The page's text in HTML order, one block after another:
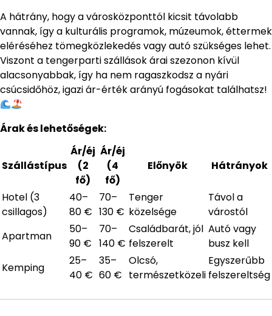
A hátrány, hogy a városközponttól kicsit távolabb
vannak, így a kulturális programok, múzeumok, éttermek
eléréséhez tömegközlekedés vagy autó szükséges lehet.
Viszont a tengerparti szállások árai szezonon kívül
alacsonyabbak, így ha nem ragaszkodsz a nyári
csúcsidőhöz, igazi ár-érték arányú fogásokat találhatsz!
Árak és lehetőségek:
Szállástípus
Ár/éj
(2
fő)
Ár/éj
(4
fő)
Előnyök Hátrányok
Hotel (3
csillagos)
40–
80 €
70–
130 €
Tenger
közelsége
Távol a
várostól
Apartman
50–
90 €
70–
140 €
Családbarát, jól
felszerelt
Autó vagy
busz kell
Kemping
25–
40 €
35–
60 €
Olcsó,
természetközeli
Egyszerűbb
felszereltség